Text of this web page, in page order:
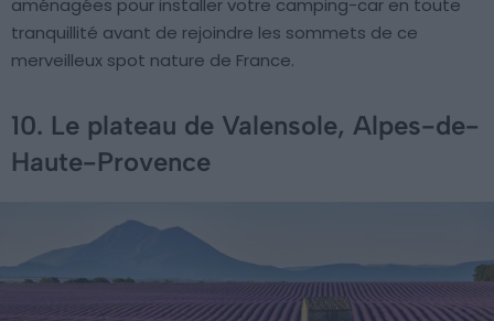
aménagées pour installer votre camping-car en toute
tranquillité avant de rejoindre les sommets de ce
merveilleux spot nature de France.
10. Le plateau de Valensole, Alpes-de-
Haute-Provence